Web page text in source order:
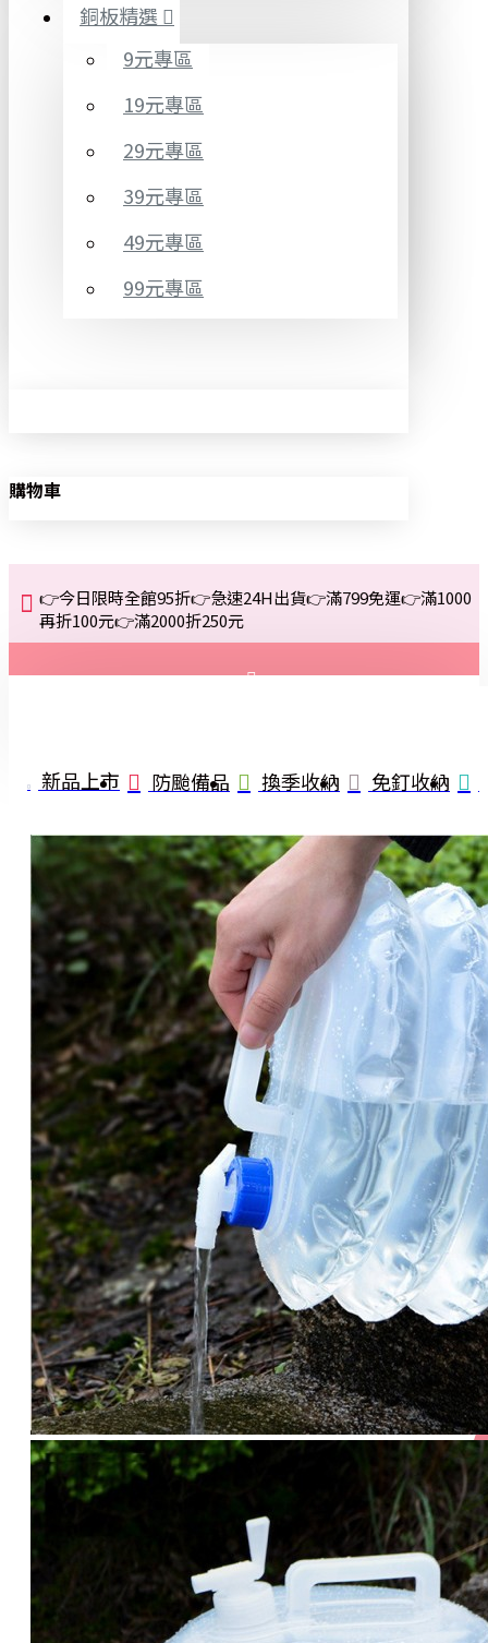
銅板精選
9元專區
19元專區
29元專區
39元專區
49元專區
99元專區
購物車
👉今日限時全館95折👉急速24H出貨👉滿799免運👉滿1000
再折100元👉滿2000折250元
註冊
詢問
新品上市 防颱備品 換季收納 免釘收納